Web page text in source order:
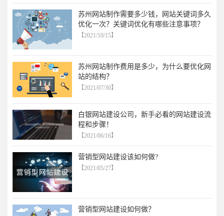
苏州网站制作需要多少钱，网站关键词多久
优化一次？关键词优化有哪些注意事项？
【2021/10/15】
苏州网站制作费用是多少，为什么要优化网
站的结构？
【2021/07/30】
白银网站建设公司，新手必看的网站建设流
程和步骤！
【2021/06/16】
营销型网站建设该如何做?
【2021/05/27】
营销型网站建设如何做？